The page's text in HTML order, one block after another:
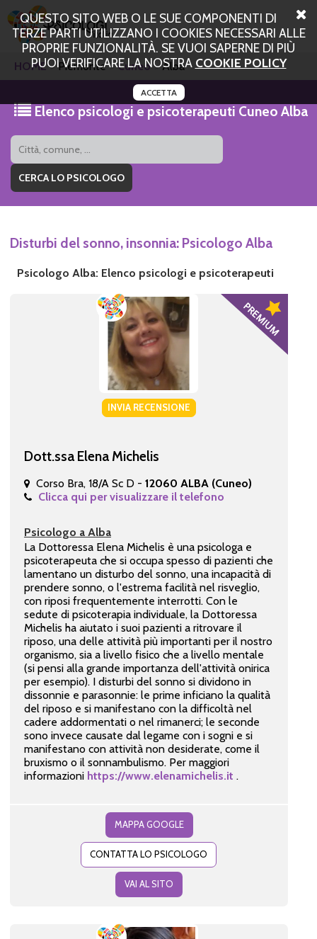
QUESTO SITO WEB O LE SUE COMPONENTI DI
TERZE PARTI UTILIZZANO I COOKIES NECESSARI ALLE
PROPRIE FUNZIONALITÀ. SE VUOI SAPERNE DI PIÙ
PUOI VERIFICARE LA NOSTRA COOKIE POLICY
ACCETTA
HOME Piemonte Cuneo Alba
Elenco psicologi e psicoterapeuti Cuneo Alba
Disturbi del sonno, insonnia: Psicologo Alba
Psicologo Alba: Elenco psicologi e psicoterapeuti
INVIA RECENSIONE
Dott.ssa Elena Michelis
Corso Bra, 18/A Sc D - 12060 ALBA (Cuneo)
Clicca qui per visualizzare il telefono
Psicologo a Alba
La Dottoressa Elena Michelis è una psicologa e
psicoterapeuta che si occupa spesso di pazienti che
lamentano un disturbo del sonno, una incapacità di
prendere sonno, o l'estrema facilità nel risveglio,
con riposi frequentemente interrotti. Con le
sedute di psicoterapia individuale, la Dottoressa
Michelis ha aiutato i suoi pazienti a ritrovare il
riposo, una delle attività più importanti per il nostro
organismo, sia a livello fisico che a livello mentale
(si pensi alla grande importanza dell'attività onirica
per esempio). I disturbi del sonno si dividono in
dissonnie e parasonnie: le prime inficiano la qualità
del riposo e si manifestano con la difficoltà nel
cadere addormentati o nel rimanerci; le seconde
sono invece causate dal legame con i sogni e si
manifestano con attività non desiderate, come il
bruxismo o il sonnambulismo. Per maggiori
informazioni https://www.elenamichelis.it .
MAPPA GOOGLE
CONTATTA LO PSICOLOGO
VAI AL SITO